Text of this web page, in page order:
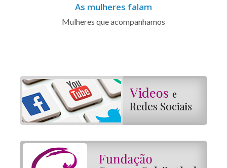
As mulheres falam
Mulheres que acompanhamos